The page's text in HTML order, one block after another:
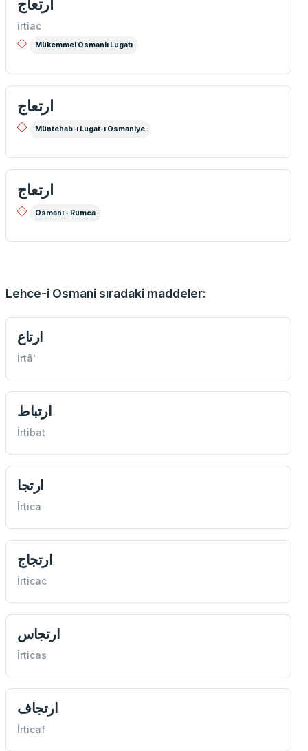
ارتعاج
irtiac
Mükemmel Osmanlı Lugatı
ارتعاج
Müntehab-ı Lugat-ı Osmaniye
ارتعاج
Osmani - Rumca
Lehce-i Osmani sıradaki maddeler:
ارتاع
İrtâ'
ارتباط
İrtibat
ارتجا
İrtica
ارتجاج
İrticac
ارتجاس
İrticas
ارتجاف
İrticaf